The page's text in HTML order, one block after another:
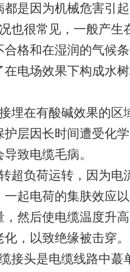
是因为机械危害引
也很常见，一般产
格和在湿润的气候
在电场效果下构成水
埋在有酸碱效果的
层因长时间遭受化
致电缆毛病。
超负荷运转，因为
一起电荷的集肤效应
然后使电缆温度升
，以致绝缘被击穿。
接头是电缆线路中